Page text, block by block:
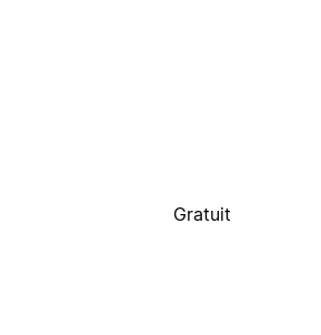
Gratuit